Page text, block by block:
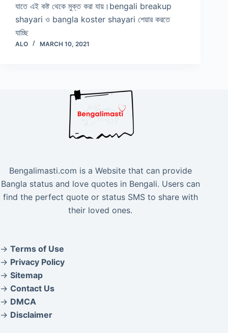
যাতে এই কষ্ট থেকে মুক্ত করা যায়।bengali breakup
shayari ও bangla koster shayari শেয়ার করতে
যাচ্ছি
ALO MARCH 10, 2021
Bengalimasti.com is a Website that can provide
Bangla status and love quotes in Bengali. Users can
find the perfect quote or status SMS to share with
their loved ones.
→ Terms of Use
→ Privacy Policy
→ Sitemap
→ Contact Us
→ DMCA
→ Disclaimer